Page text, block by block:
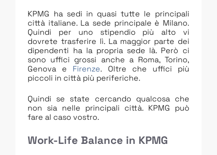
KPMG ha sedi in quasi tutte le principali
città italiane. La sede principale è Milano.
Quindi per uno stipendio più alto vi
dovrete trasferire lì. La maggior parte dei
dipendenti ha la propria sede là. Però ci
sono uffici grossi anche a Roma, Torino,
Genova e Firenze. Oltre che uffici più
piccoli in città più periferiche.
Quindi se state cercando qualcosa che
non sia nelle principali città. KPMG può
fare al caso vostro.
Work-Life Balance in KPMG